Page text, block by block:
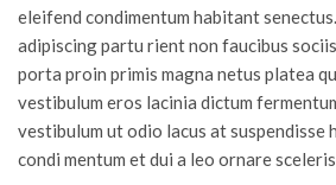
eleifend condimentum habitant
adipiscing partu rient non faucibus
porta proin primis magna netus platea
vestibulum eros lacinia dictum
vestibulum ut odio lacus at
condi mentum et dui a leo ornare